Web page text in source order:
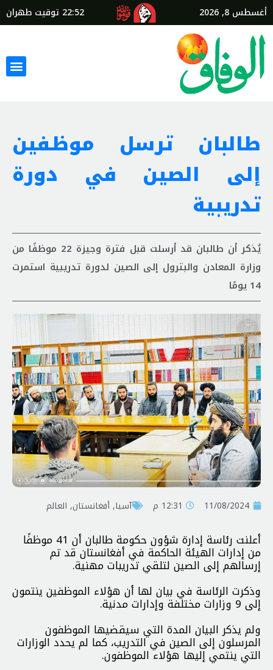
أغسطس 8, 2026 22:52 توقيت طهران
طالبان ترسل موظفين
إلى الصين في دورة
تدريبية
يُذكر أن طالبان قد أرسلت قبل فترة وجيزة 22 موظفًا من
وزارة المعادن والبترول إلى الصين لدورة تدريبية استمرت
14 يومًا
11/08/2024 12:31 م آسیا,أفغانستان, العالم
أعلنت رئاسة إدارة شؤون حكومة طالبان أن 41 موظفًا
من إدارات الهيئة الحاكمة في أفغانستان قد تم
إرسالهم إلى الصين لتلقي تدريبات مهنية.
وذكرت الرئاسة في بيان لها أن هؤلاء الموظفين ينتمون
إلى 9 وزارات مختلفة وإدارات مدنية.
ولم يذكر البيان المدة التي سيقضيها الموظفون
المرسلون إلى الصين في التدريب، كما لم يحدد الوزارات
التي ينتمي إليها هؤلاء الموظفون.